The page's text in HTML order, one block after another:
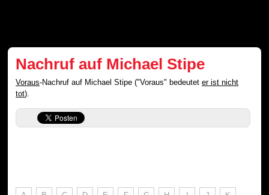
Nachruf auf Michael Stipe
Voraus-Nachruf auf Michael Stipe ("Voraus" bedeuteter ist nicht
tot).